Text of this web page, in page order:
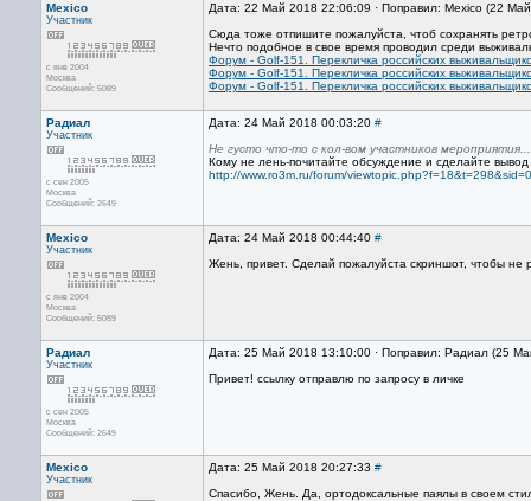
Mexico
Участник
с янв 2004
Москва
Сообщений: 5089
Дата: 22 Май 2018 22:06:09 · Поправил: Mexico (22
Сюда тоже отпишите пожалуйста, чтоб сохранять
Нечто подобное в свое время проводил среди
Форум - Golf-151. Перекличка российских
Форум - Golf-151. Перекличка российских
Форум - Golf-151. Перекличка российских
Радиал
Участник
с сен 2005
Москва
Сообщений: 2649
Дата: 24 Май 2018 00:03:20 #
Не густо что-то с кол-вом участников мероприятия...
Кому не лень-почитайте обсуждение и сделайте
http://www.ro3m.ru/forum/
Mexico
Участник
с янв 2004
Москва
Сообщений: 5089
Дата: 24 Май 2018 00:44:40 #
Жень, привет. Сделай пожалуйста скриншот, чтобы не
Радиал
Участник
с сен 2005
Москва
Сообщений: 2649
Дата: 25 Май 2018 13:10:00 · Поправил: Радиал (25
Привет! ссылку отправлю по запросу в личке
Mexico
Участник
Дата: 25 Май 2018 20:27:33 #
Спасибо, Жень. Да, ортодоксальные паялы в своем